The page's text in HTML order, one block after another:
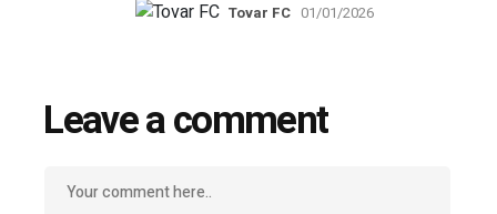
Tovar FC 01/01/2026
Leave a comment